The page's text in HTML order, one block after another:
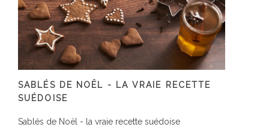
SABLÉS DE NOËL - LA VRAIE RECETTE
SUÉDOISE
Sablés de Noël - la vraie recette suédoise